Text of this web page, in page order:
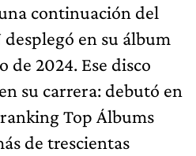
continuación del
en su álbum
de 2024. Ese disco
su carrera: debutó en
Top Álbums
de trescientas